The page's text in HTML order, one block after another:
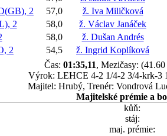
2
57,0 ž. Iva Miličková
2
58,0 ž. Václav Janáček
58,0 ž. Dušan Andrés
2
54,5 ž. Ingrid Koplíková
Čas: 01:35,11, Mezičasy:
Výrok: LEHCE 4-2 1/4-2 3/4-krk-3
Majitel: Hrubý, Trenér: Vondrová
Majitelské prémie a
kůň:
stáj:
maj. prémie: